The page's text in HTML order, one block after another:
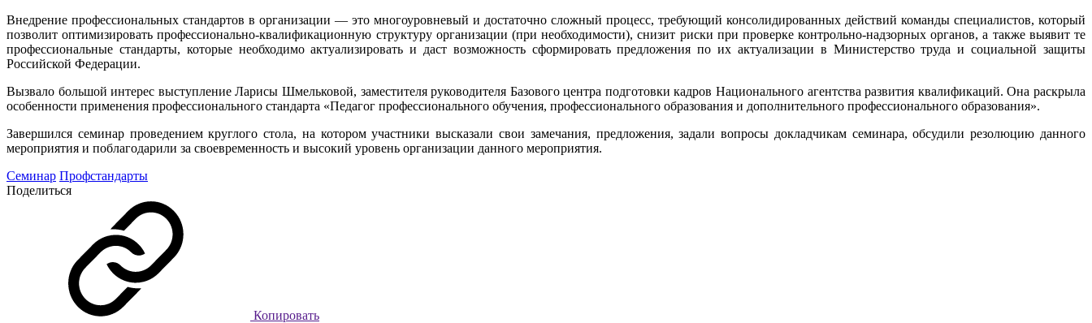
Внедрение профессиональных стандартов в организации — это многоуровневый и достаточно сложный процесс, требующий консолидированных действий команды специалистов, который
позволит оптимизировать профессионально-квалификационную структуру организации (при необходимости), снизит риски при проверке контрольно-надзорных органов, а также выявит те
профессиональные стандарты, которые необходимо актуализировать и даст возможность сформировать предложения по их актуализации в Министерство труда и социальной защиты
Российской Федерации.
Вызвало большой интерес выступление Ларисы Шмельковой, заместителя руководителя Базового центра подготовки кадров Национального агентства развития квалификаций. Она раскрыла
особенности применения профессионального стандарта «Педагог профессионального обучения, профессионального образования и дополнительного профессионального образования».
Завершился семинар проведением круглого стола, на котором участники высказали свои замечания, предложения, задали вопросы докладчикам семинара, обсудили резолюцию данного
мероприятия и поблагодарили за своевременность и высокий уровень организации данного мероприятия.
Семинар Профстандарты
Поделиться
Копировать